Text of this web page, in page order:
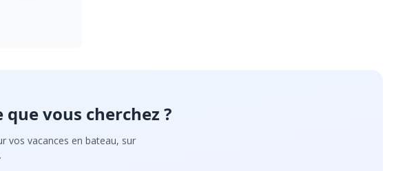
vous cherchez ?
vos vacances en bateau, sur